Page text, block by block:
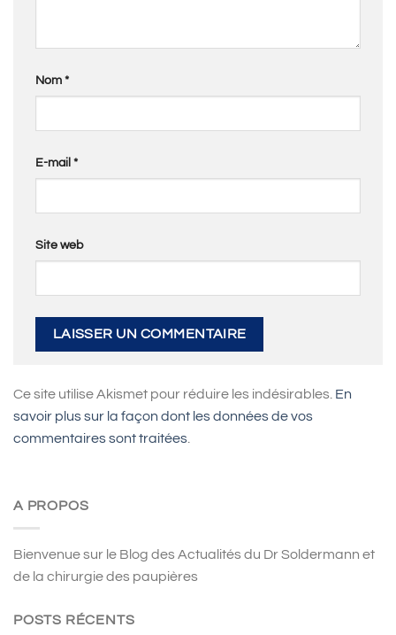
Nom *
E-mail *
Site web
Ce site utilise Akismet pour réduire les indésirables. En
savoir plus sur la façon dont les données de vos
commentaires sont traitées
A PROPOS
Bienvenue sur le Blog des Actualités du Dr Soldermann et
de la chirurgie des paupières
POSTS RÉCENTS